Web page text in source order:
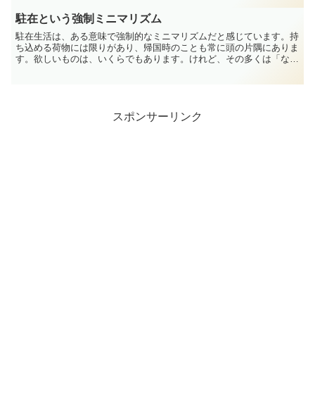
駐在という強制ミニマリズム
駐在生活は、ある意味で強制的なミニマリズムだと感じています。持
ち込める荷物には限りがあり、帰国時のことも常に頭の片隅にありま
す。欲しいものは、いくらでもあります。けれど、その多くは「なく
スポンサーリンク